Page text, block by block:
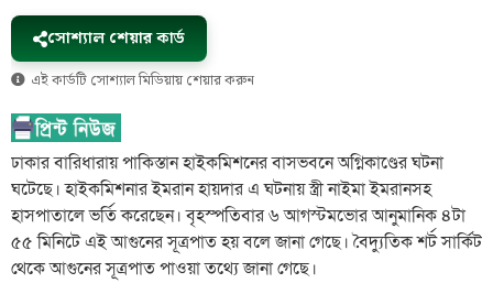
সোশ্যাল শেয়ার কার্ড
এই কার্ডটি সোশ্যাল মিডিয়ায় শেয়ার করুন
ঢাকার বারিধারায় পাকিস্তান হাইকমিশনের বাসভবনে অগ্নিকাণ্ডের ঘটনা
ঘটেছে। হাইকমিশনার ইমরান হায়দার এ ঘটনায় স্ত্রী নাইমা ইমরানসহ
হাসপাতালে ভর্তি করেছেন। বৃহস্পতিবার ৬ আগস্টমভোর আনুমানিক ৪টা
৫৫ মিনিটে এই আগুনের সূত্রপাত হয় বলে জানা গেছে। বৈদ্যুতিক শর্ট সার্কিট
থেকে আগুনের সূত্রপাত পাওয়া তথ্যে জানা গেছে।